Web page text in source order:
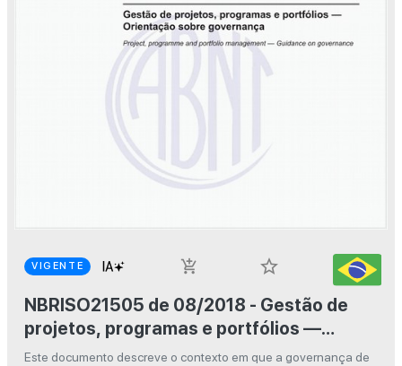
VIGENTE add_shopping_cart
star_border
NBRISO21505 de 08/2018 - Gestão de
projetos, programas e portfólios —
Orientação sobre governança
Este documento descreve o contexto em que a governança de